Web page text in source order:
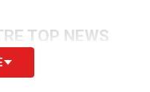
TOP NEWS